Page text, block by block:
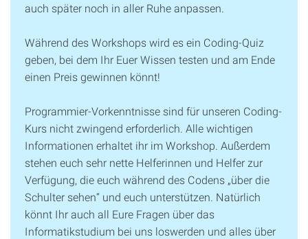
auch später noch in aller Ruhe anpassen.
Während des Workshops wird es ein Coding-Quiz
geben, bei dem Ihr Euer Wissen testen und am Ende
einen Preis gewinnen könnt!
Programmier-Vorkenntnisse sind für unseren Coding-
Kurs nicht zwingend erforderlich. Alle wichtigen
Informationen erhaltet ihr im Workshop. Außerdem
stehen euch sehr nette Helferinnen und Helfer zur
Verfügung, die euch während des Codens „über die
Schulter sehen“ und euch unterstützen. Natürlich
könnt Ihr auch all Eure Fragen über das
Informatikstudium bei uns loswerden und alles über